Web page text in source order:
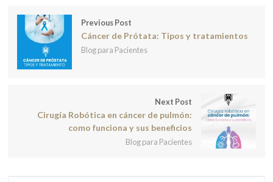
Previous Post
Cáncer de Prótata: Tipos y tratamientos
Blog para Pacientes
Next Post
Cirugía Robótica en cáncer de pulmón:
como funciona y sus beneficios
Blog para Pacientes